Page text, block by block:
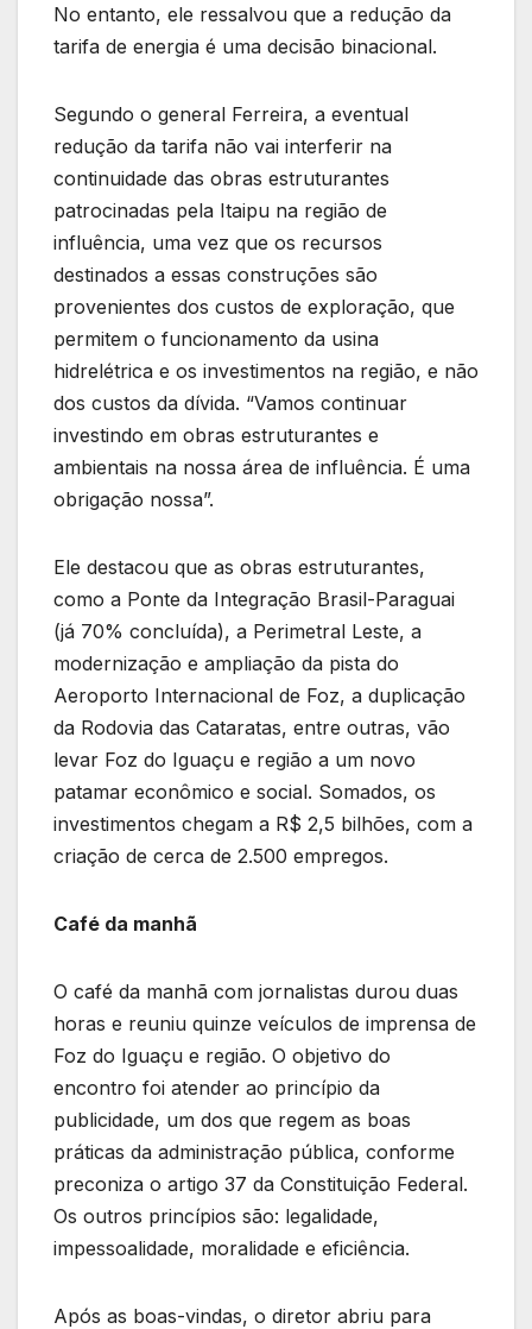
No entanto, ele ressalvou que a redução da
tarifa de energia é uma decisão binacional.
Segundo o general Ferreira, a eventual
redução da tarifa não vai interferir na
continuidade das obras estruturantes
patrocinadas pela Itaipu na região de
influência, uma vez que os recursos
destinados a essas construções são
provenientes dos custos de exploração, que
permitem o funcionamento da usina
hidrelétrica e os investimentos na região, e não
dos custos da dívida. “Vamos continuar
investindo em obras estruturantes e
ambientais na nossa área de influência. É uma
obrigação nossa”.
Ele destacou que as obras estruturantes,
como a Ponte da Integração Brasil-Paraguai
(já 70% concluída), a Perimetral Leste, a
modernização e ampliação da pista do
Aeroporto Internacional de Foz, a duplicação
da Rodovia das Cataratas, entre outras, vão
levar Foz do Iguaçu e região a um novo
patamar econômico e social. Somados, os
investimentos chegam a R$ 2,5 bilhões, com a
criação de cerca de 2.500 empregos.
Café da manhã
O café da manhã com jornalistas durou duas
horas e reuniu quinze veículos de imprensa de
Foz do Iguaçu e região. O objetivo do
encontro foi atender ao princípio da
publicidade, um dos que regem as boas
práticas da administração pública, conforme
preconiza o artigo 37 da Constituição Federal.
Os outros princípios são: legalidade,
impessoalidade, moralidade e eficiência.
Após as boas-vindas, o diretor abriu para